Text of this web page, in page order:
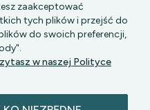
|| Bartycka 24-210B,
mazowieckie || NIP:
zaakceptować
tych plików i przejść do
do swoich preferencji,
w naszej Polityce